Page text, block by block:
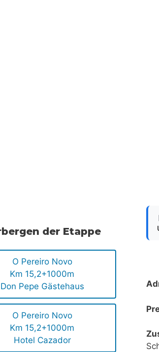
der Etappe
O Pereiro Novo
Km 15,2+1000m
Don Pepe Gästehaus
O Pereiro Novo
Km 15,2+1000m
Hotel Cazador